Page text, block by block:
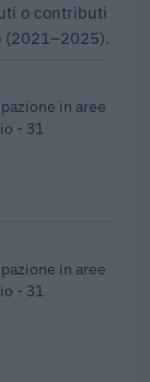
o contributi
(2021–2025).
in aree
- 31
in aree
- 31